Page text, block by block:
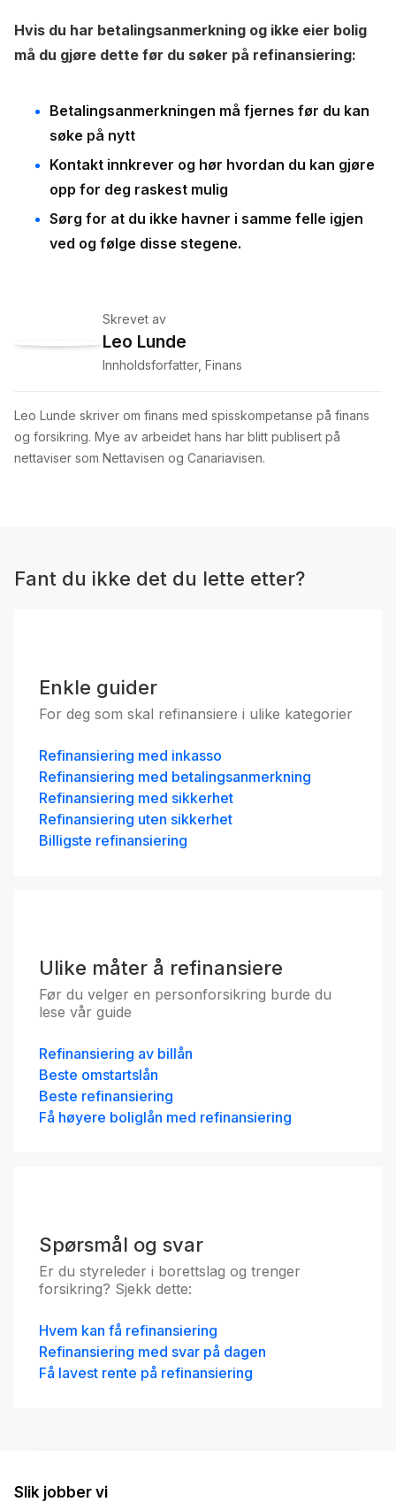
Hvis du har betalingsanmerkning og ikke eier bolig
må du gjøre dette før du søker på refinansiering:
Betalingsanmerkningen må fjernes før du kan
søke på nytt
Kontakt innkrever og hør hvordan du kan gjøre
opp for deg raskest mulig
Sørg for at du ikke havner i samme felle igjen
ved og følge disse stegene.
Skrevet av
Leo Lunde
Innholdsforfatter, Finans
Leo Lunde skriver om finans med spisskompetanse på finans
og forsikring. Mye av arbeidet hans har blitt publisert på
nettaviser som Nettavisen og Canariavisen.
Fant du ikke det du lette etter?
Enkle guider
For deg som skal refinansiere i ulike kategorier
Refinansiering med inkasso
Refinansiering med betalingsanmerkning
Refinansiering med sikkerhet
Refinansiering uten sikkerhet
Billigste refinansiering
Ulike måter å refinansiere
Før du velger en personforsikring burde du
lese vår guide
Refinansiering av billån
Beste omstartslån
Beste refinansiering
Få høyere boliglån med refinansiering
Spørsmål og svar
Er du styreleder i borettslag og trenger
forsikring? Sjekk dette:
Hvem kan få refinansiering
Refinansiering med svar på dagen
Få lavest rente på refinansiering
Slik jobber vi